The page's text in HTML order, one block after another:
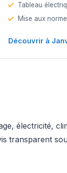
Tableau
Mise aux
Découvrir à
électricité,
transparent